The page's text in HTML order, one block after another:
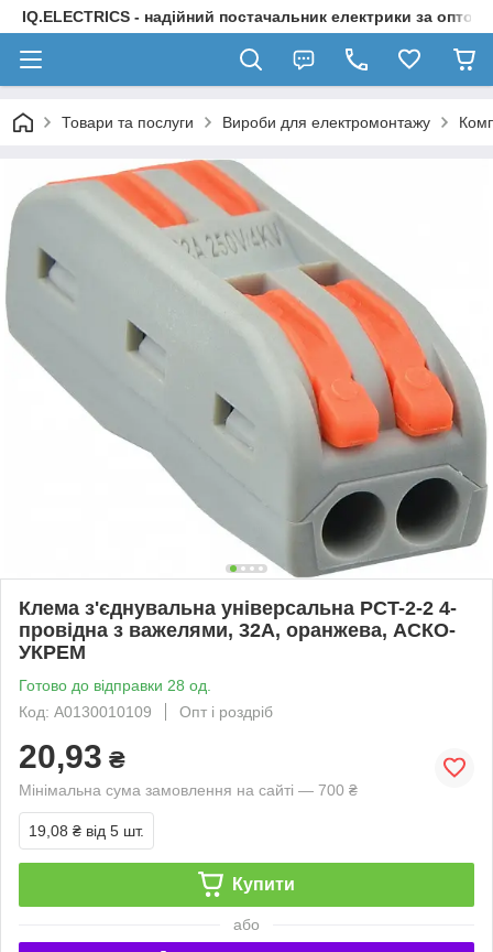
IQ.ELECTRICS - надійний постачальник електрики за
Товари та послуги Вироби для електромонтажу
Клема з'єднувальна універсальна PCT-2-2 4-
провідна з важелями, 32А, оранжева, АСКО-
УКРЕМ
Готово до відправки 28 од.
Код: A0130010109
Опт і роздріб
20,93 ₴
Мінімальна сума замовлення на сайті — 700 ₴
19,08 ₴ від 5 шт.
Купити
або